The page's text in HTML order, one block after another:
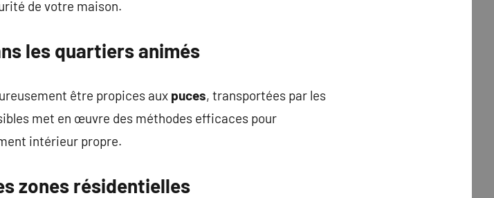
de votre maison.
les quartiers animés
être propices aux puces, transportées par les
met en œuvre des méthodes efficaces pour
intérieur propre.
zones résidentielles